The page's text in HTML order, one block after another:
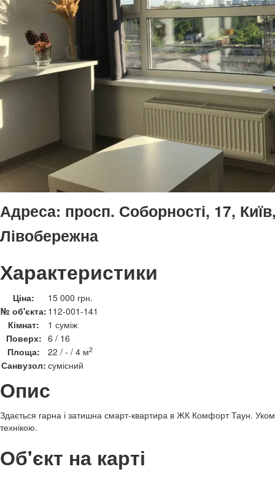
Адреса: просп. Соборності, 17,
Лівобережна
Характеристики
Ціна:
15 000 грн.
№ об'єкта: 112-001-141
Кімнат:
1 суміж
Поверх: 6 / 16
Площа:
22 / - / 4 м2
Санвузол: сумісний
Опис
Здається гарна і затишна смарт-квартира в ЖК Комфорт Таун.
технікою.
Об'єкт на карті